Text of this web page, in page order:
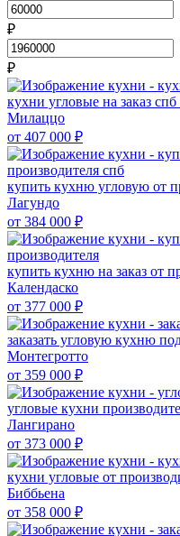
₽
₽
кухни угловые на заказ спб
Милаццо
от 407 000 ₽
купить кухню угловую от
Лагундо
от 384 000 ₽
купить кухню на заказ от
Календаско
от 377 000 ₽
заказать угловую кухню
Монтегротто
от 359 000 ₽
угловые кухни
Лангирано
от 373 000 ₽
кухни угловые от
Биббьена
от 358 000 ₽